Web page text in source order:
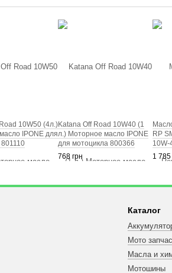
10W50 (4л.)
IPONE для
Katana Off Road 10W40 (1
л.) Моторное масло IPONE
для мотоцикла 800366
768 грн
RP
10W-
1 785
Каталог
Мото
Масла и
Мотошины